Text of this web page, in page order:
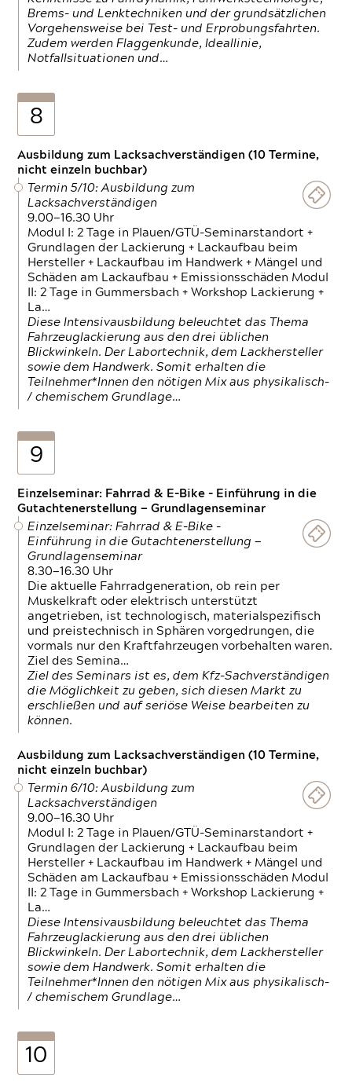
Brems- und Lenktechniken und der grundsätzlichen
Vorgehensweise bei Test- und Erprobungsfahrten.
Zudem werden Flaggenkunde, Ideallinie,
Notfallsituationen und…
8
Ausbildung zum Lacksachverständigen (10 Termine,
nicht einzeln buchbar)
Termin 5/10: Ausbildung zum
Lacksachverständigen
9.00—16.30 Uhr
Modul I: 2 Tage in Plauen/GTÜ-Seminarstandort +
Grundlagen der Lackierung + Lackaufbau beim
Hersteller + Lackaufbau im Handwerk + Mängel und
Schäden am Lackaufbau + Emissionsschäden Modul
II: 2 Tage in Gummersbach + Workshop Lackierung +
La…
Diese Intensivausbildung beleuchtet das Thema
Fahrzeuglackierung aus den drei üblichen
Blickwinkeln. Der Labortechnik, dem Lackhersteller
sowie dem Handwerk. Somit erhalten die
Teilnehmer*Innen den nötigen Mix aus physikalisch-
/ chemischem Grundlage…
9
Einzelseminar: Fahrrad & E-Bike - Einführung in die
Gutachtenerstellung — Grundlagenseminar
Einzelseminar: Fahrrad & E-Bike -
Einführung in die Gutachtenerstellung —
Grundlagenseminar
8.30—16.30 Uhr
Die aktuelle Fahrradgeneration, ob rein per
Muskelkraft oder elektrisch unterstützt
angetrieben, ist technologisch, materialspezifisch
und preistechnisch in Sphären vorgedrungen, die
vormals nur den Kraftfahrzeugen vorbehalten waren.
Ziel des Semina…
Ziel des Seminars ist es, dem Kfz-Sachverständigen
die Möglichkeit zu geben, sich diesen Markt zu
erschließen und auf seriöse Weise bearbeiten zu
können.
Ausbildung zum Lacksachverständigen (10 Termine,
nicht einzeln buchbar)
Termin 6/10: Ausbildung zum
Lacksachverständigen
9.00—16.30 Uhr
Modul I: 2 Tage in Plauen/GTÜ-Seminarstandort +
Grundlagen der Lackierung + Lackaufbau beim
Hersteller + Lackaufbau im Handwerk + Mängel und
Schäden am Lackaufbau + Emissionsschäden Modul
II: 2 Tage in Gummersbach + Workshop Lackierung +
La…
Diese Intensivausbildung beleuchtet das Thema
Fahrzeuglackierung aus den drei üblichen
Blickwinkeln. Der Labortechnik, dem Lackhersteller
sowie dem Handwerk. Somit erhalten die
Teilnehmer*Innen den nötigen Mix aus physikalisch-
/ chemischem Grundlage…
10